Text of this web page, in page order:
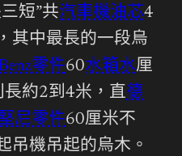
短”共汽車機油芯4
其中最長的一段烏
零件60水箱水厘
約2到4米，直德
尼零件60厘米不
吊機吊起的烏木。